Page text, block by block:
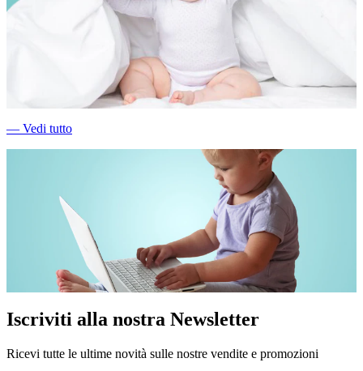
― Vedi tutto
Iscriviti alla nostra Newsletter
Ricevi tutte le ultime novità sulle nostre vendite e promozioni